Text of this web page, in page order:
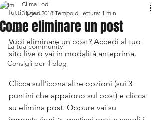
Tutti i post
Inizia
La tua community
Consigli per il blog
Come eliminare un post
Clima Lodi
31 gen 2018 Tempo di lettura: 1 min
Vuoi eliminare un post? Accedi al tuo
sito live o vai in modalità anteprima.
Clicca sull'icona altre opzioni (sui 3
puntini che appaiono sul post) e clicca
su elimina post. Oppure vai su